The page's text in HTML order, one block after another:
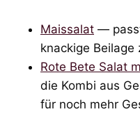
Maissalat —
knackige Beilage
Rote Bete Salat
die Kombi aus
für noch mehr